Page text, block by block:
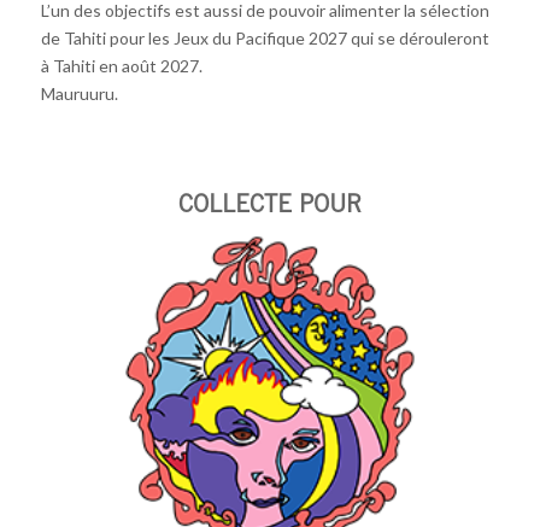
L’un des objectifs est aussi de pouvoir alimenter la sélection
de Tahiti pour les Jeux du Pacifique 2027 qui se dérouleront
à Tahiti en août 2027.
Mauruuru.
COLLECTE POUR